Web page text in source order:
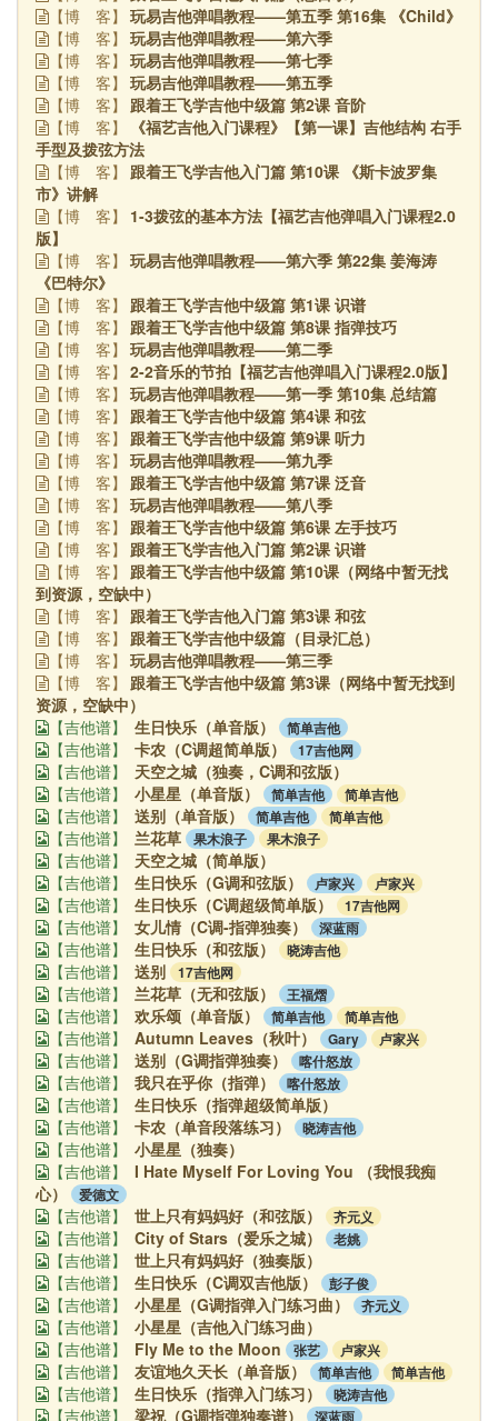
【博 客】 玩易吉他弹唱教程——第五季 第16集 《Child》
【博 客】 玩易吉他弹唱教程——第六季
【博 客】 玩易吉他弹唱教程——第七季
【博 客】 玩易吉他弹唱教程——第五季
【博 客】 跟着王飞学吉他中级篇 第2课 音阶
【博 客】
《福艺吉他入门课程》【第一课】吉他结构 右手
手型及拨弦方法
【博 客】
跟着王飞学吉他入门篇 第10课 《斯卡波罗集
市》讲解
【博 客】
1-3拨弦的基本方法【福艺吉他弹唱入门课程2.0
版】
【博 客】
玩易吉他弹唱教程——第六季 第22集 姜海涛
《巴特尔》
【博 客】 跟着王飞学吉他中级篇 第1课 识谱
【博 客】 跟着王飞学吉他中级篇 第8课 指弹技巧
【博 客】 玩易吉他弹唱教程——第二季
【博 客】 2-2音乐的节拍【福艺吉他弹唱入门课程2.0版】
【博 客】 玩易吉他弹唱教程——第一季 第10集 总结篇
【博 客】 跟着王飞学吉他中级篇 第4课 和弦
【博 客】 跟着王飞学吉他中级篇 第9课 听力
【博 客】 玩易吉他弹唱教程——第九季
【博 客】 跟着王飞学吉他中级篇 第7课 泛音
【博 客】 玩易吉他弹唱教程——第八季
【博 客】 跟着王飞学吉他中级篇 第6课 左手技巧
【博 客】 跟着王飞学吉他入门篇 第2课 识谱
【博 客】
跟着王飞学吉他中级篇 第10课（网络中暂无找
到资源，空缺中）
【博 客】 跟着王飞学吉他入门篇 第3课 和弦
【博 客】 跟着王飞学吉他中级篇（目录汇总）
【博 客】 玩易吉他弹唱教程——第三季
【博 客】
跟着王飞学吉他中级篇 第3课（网络中暂无找到
资源，空缺中）
【吉他谱】 生日快乐（单音版） 简单吉他
【吉他谱】 卡农（C调超简单版） 17吉他网
【吉他谱】 天空之城（独奏，C调和弦版）
【吉他谱】 小星星（单音版） 简单吉他 简单吉他
【吉他谱】 送别（单音版） 简单吉他 简单吉他
【吉他谱】 兰花草 果木浪子 果木浪子
【吉他谱】 天空之城（简单版）
【吉他谱】 生日快乐（G调和弦版） 卢家兴 卢家兴
【吉他谱】 生日快乐（C调超级简单版） 17吉他网
【吉他谱】 女儿情（C调-指弹独奏） 深蓝雨
【吉他谱】 生日快乐（和弦版） 晓涛吉他
【吉他谱】 送别 17吉他网
【吉他谱】 兰花草（无和弦版） 王福熠
【吉他谱】 欢乐颂（单音版） 简单吉他 简单吉他
【吉他谱】 Autumn Leaves（秋叶） Gary 卢家兴
【吉他谱】 送别（G调指弹独奏） 喀什怒放
【吉他谱】 我只在乎你（指弹） 喀什怒放
【吉他谱】 生日快乐（指弹超级简单版）
【吉他谱】 卡农（单音段落练习） 晓涛吉他
【吉他谱】 小星星（独奏）
【吉他谱】
I Hate Myself For Loving You （我恨我痴
心）
爱德文
【吉他谱】 世上只有妈妈好（和弦版） 齐元义
【吉他谱】 City of Stars（爱乐之城） 老姚
【吉他谱】 世上只有妈妈好（独奏版）
【吉他谱】 生日快乐（C调双吉他版） 彭子俊
【吉他谱】 小星星（G调指弹入门练习曲） 齐元义
【吉他谱】 小星星（吉他入门练习曲）
【吉他谱】 Fly Me to the Moon 张艺 卢家兴
【吉他谱】 友谊地久天长（单音版） 简单吉他 简单吉他
【吉他谱】 生日快乐（指弹入门练习） 晓涛吉他
【吉他谱】 梁祝（G调指弹独奏谱） 深蓝雨